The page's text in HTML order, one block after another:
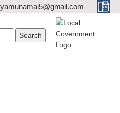
yamunamai5@gmail.com